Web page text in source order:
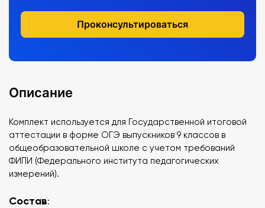
Проконсультироваться
Описание
Комплект используется для Государственной итоговой
аттестации в форме ОГЭ выпускников 9 классов в
общеобразовательной школе с учетом требований
ФИПИ (Федерального института педагогических
измерений).
Состав: